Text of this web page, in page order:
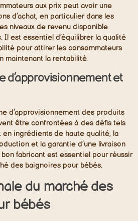
aux prix peut avoir une
d’achat, en particulier dans les
niveaux de revenu disponible
Il est essentiel d’équilibrer la qualité
pour attirer les consommateurs
maintenant la rentabilité.
d’approvisionnement et
d’approvisionnement des produits
être confrontées à des défis tels
en ingrédients de haute qualité, la
et la garantie d’une livraison
fabricant est essentiel pour réussir
des baignoires pour bébés.
du marché des
bébés